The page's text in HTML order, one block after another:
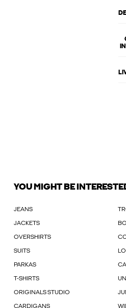
YOU MIGHT BE
JEANS
JACKETS
OVERSHIRTS
SUITS
PARKAS
T-SHIRTS
ORIGINALS STUDIO
CARDIGANS